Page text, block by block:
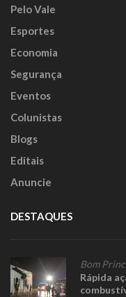
Pelo Vale
Esportes
Economia
Segurança
Eventos
Colunistas
Blogs
Editais
Anuncie
DESTAQUES
Bom
Rápida